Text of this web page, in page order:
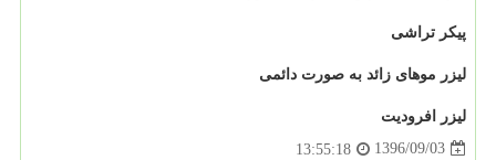
پیکر تراشی
لیزر موهای زائد به صورت دائمی
لیزر افرودیت
1396/09/03
13:55:18